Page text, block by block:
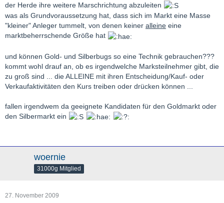
der Herde ihre weitere Marschrichtung abzuleiten
was als Grundvoraussetzung hat, dass sich im Markt eine Masse
"kleiner" Anleger tummelt, von denen keiner alleine eine
marktbeherrschende Größe hat
und können Gold- und Silberbugs so eine Technik gebrauchen???
kommt wohl drauf an, ob es irgendwelche Marksteilnehmer gibt, die
zu groß sind ... die ALLEINE mit ihren Entscheidung/Kauf- oder
Verkaufaktivitäten den Kurs treiben oder drücken können ...
fallen irgendwem da geeignete Kandidaten für den Goldmarkt oder
den Silbermarkt ein
woernie
31000g Mitglied
27. November 2009